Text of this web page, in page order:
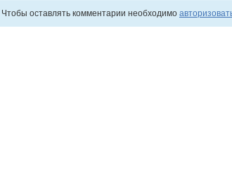
Чтобы оставлять комментарии необходимо